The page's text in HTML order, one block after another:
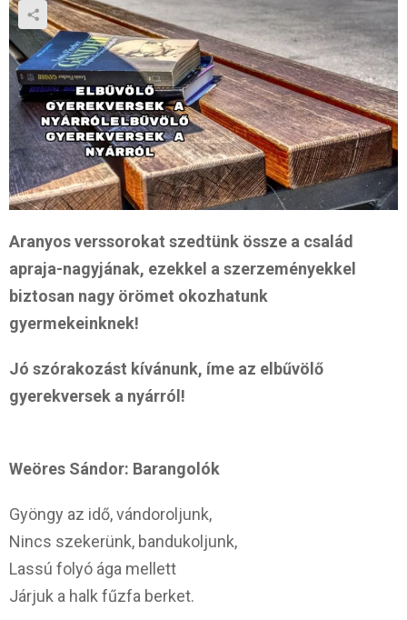
Aranyos verssorokat szedtünk össze a család
apraja-nagyjának, ezekkel a szerzeményekkel
biztosan nagy örömet okozhatunk
gyermekeinknek!
Jó szórakozást kívánunk, íme az elbűvölő
gyerekversek a nyárról!
Weöres Sándor: Barangolók
Gyöngy az idő, vándoroljunk,
Nincs szekerünk, bandukoljunk,
Lassú folyó ága mellett
Járjuk a halk fűzfa berket.